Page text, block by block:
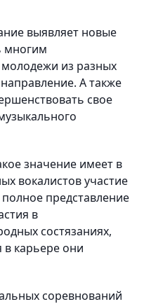
выявляет новые
многим
из разных
А также
свое
значение имеет в
вокалистов участие
представление
в
состязаниях,
в карьере они
соревнований